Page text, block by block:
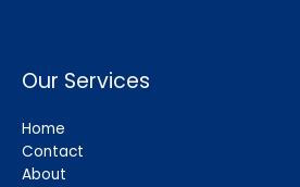
Our Services
Home
Contact
About